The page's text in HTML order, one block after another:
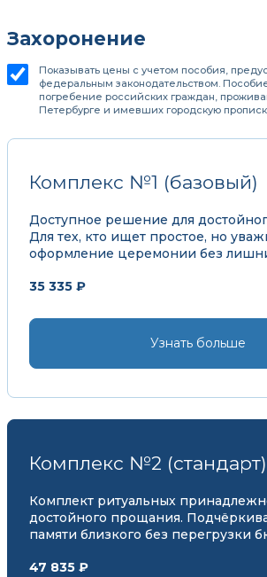
Захоронение
Показывать цены с учетом пособия,
федеральным законодательством.
погребение российских граждан,
Петербурге и имевших городскую
Комплекс №1 (базовый)
Доступное решение для
Для тех, кто ищет простое, но
оформление церемонии без
35 335 ₽
Узнать больше
Комплекс №2 (стандарт)
Комплект ритуальных
достойного прощания.
памяти близкого без перегрузки
47 835 ₽